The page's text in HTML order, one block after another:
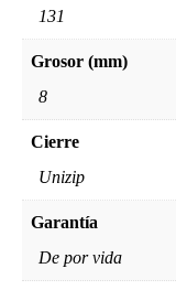
131
Grosor (mm)
8
Cierre
Unizip
Garantía
De por vida